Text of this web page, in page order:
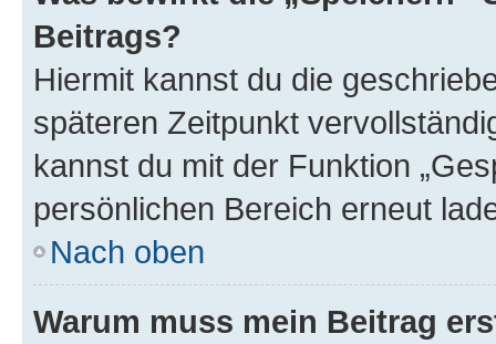
Beitrags?
Hiermit kannst du die
späteren Zeitpunkt
kannst du mit der Funktion
persönlichen Bereich erneut
Nach oben
Warum muss mein Beitrag